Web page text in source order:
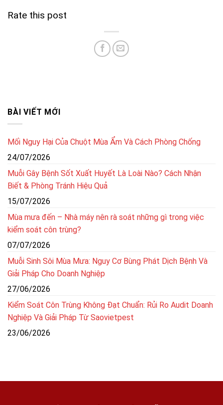
Rate this post
BÀI VIẾT MỚI
Mối Nguy Hại Của Chuột Mùa Ẩm Và Cách Phòng Chống
24/07/2026
Muỗi Gây Bệnh Sốt Xuất Huyết Là Loài Nào? Cách Nhận
Biết & Phòng Tránh Hiệu Quả
15/07/2026
Mùa mưa đến – Nhà máy nên rà soát những gì trong việc
kiểm soát côn trùng?
07/07/2026
Muỗi Sinh Sôi Mùa Mưa: Nguy Cơ Bùng Phát Dịch Bệnh Và
Giải Pháp Cho Doanh Nghiệp
27/06/2026
Kiểm Soát Côn Trùng Không Đạt Chuẩn: Rủi Ro Audit Doanh
Nghiệp Và Giải Pháp Từ Saovietpest
23/06/2026